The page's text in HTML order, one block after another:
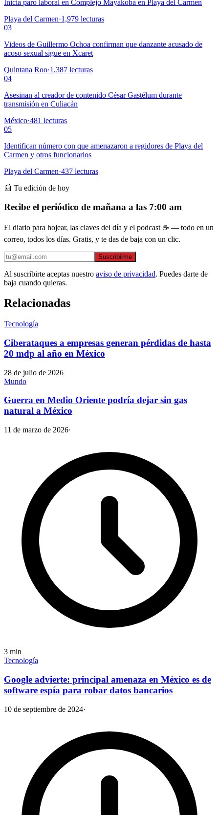
Inicia paro laboral en Complejo Mayakoba en Playa del Carmen
Playa del Carmen·1,979 lecturas
03
Videos de Guillermo Ochoa confirman que danzante acusado de
acoso sexual sigue en Xcaret
Quintana Roo·1,387 lecturas
04
Asesinan al creador de contenido César Gastélum durante
transmisión en Culiacán
México·481 lecturas
05
Identifican número con que amenazaron a regidores de Playa del
Carmen y otros funcionarios
Playa del Carmen·437 lecturas
📰 Tu edición de hoy
Recibe el periódico de mañana a las 7:00 am
El diario para hojear, las claves del día y el podcast ☕ — todo en un
correo, todos los días. Gratis, y te das de baja con un clic.
Suscribirme
Al suscribirte aceptas nuestro aviso de privacidad. Puedes darte de
baja cuando quieras.
Relacionadas
Tecnología
Ciberataques a empresas generan pérdidas de hasta
20 mdp al año en México
28 de julio de 2026
Mundo
Guerra en Medio Oriente podría dejar sin gas
natural a México
11 de marzo de 2026·
3 min
Tecnología
Google advierte: principal amenaza en México es de
software espía para robar datos bancarios
10 de septiembre de 2024·